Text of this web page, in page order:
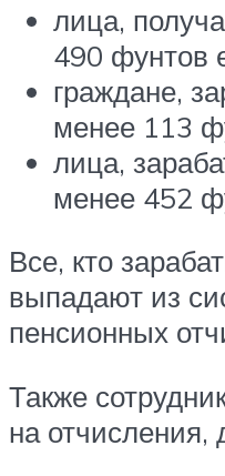
лица,
490 фунтов
граждане,
менее 113
лица,
менее 452
Все, кто
выпадают из
пенсионных
Также
на отчисления,